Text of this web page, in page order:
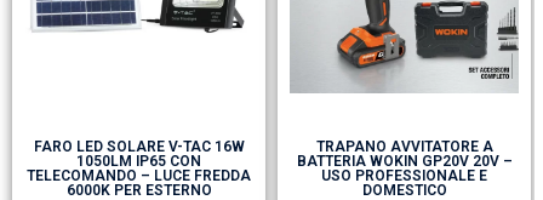
FARO LED SOLARE V-TAC 16W
1050LM IP65 CON
TELECOMANDO – LUCE FREDDA
6000K PER ESTERNO
TRAPANO AVVITATORE A
BATTERIA WOKIN GP20V 20V –
USO PROFESSIONALE E
DOMESTICO